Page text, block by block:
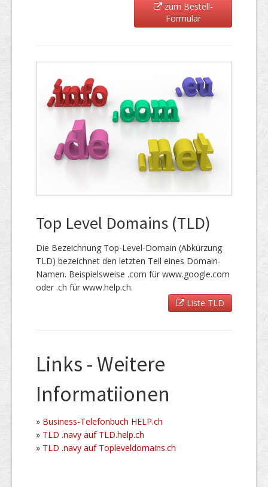
zum Bestell-
Formular
Top Level Domains (TLD)
Die Bezeichnung Top-Level-Domain (Abkürzung
TLD) bezeichnet den letzten Teil eines Domain-
Namen. Beispielsweise .com für www.google.com
oder .ch für www.help.ch.
Liste TLD
Links - Weitere
Informatiionen
» Business-Telefonbuch HELP.ch
» TLD .navy auf TLD.help.ch
» TLD .navy auf Topleveldomains.ch